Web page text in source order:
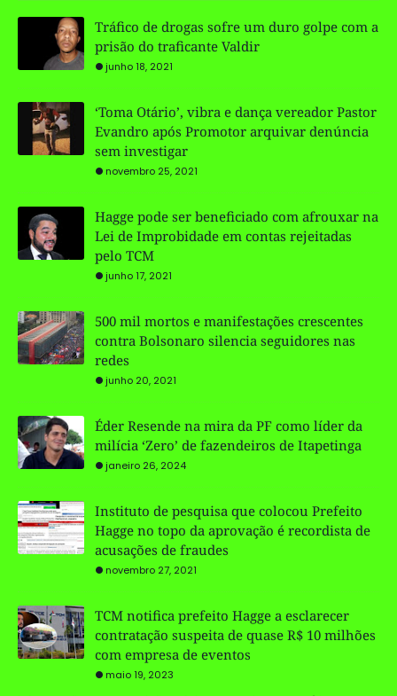
Tráfico de drogas sofre um duro golpe com a
prisão do traficante Valdir
junho 18, 2021
‘Toma Otário’, vibra e dança vereador Pastor
Evandro após Promotor arquivar denúncia
sem investigar
novembro 25, 2021
Hagge pode ser beneficiado com afrouxar na
Lei de Improbidade em contas rejeitadas
pelo TCM
junho 17, 2021
500 mil mortos e manifestações crescentes
contra Bolsonaro silencia seguidores nas
redes
junho 20, 2021
Éder Resende na mira da PF como líder da
milícia ‘Zero’ de fazendeiros de Itapetinga
janeiro 26, 2024
Instituto de pesquisa que colocou Prefeito
Hagge no topo da aprovação é recordista de
acusações de fraudes
novembro 27, 2021
TCM notifica prefeito Hagge a esclarecer
contratação suspeita de quase R$ 10 milhões
com empresa de eventos
maio 19, 2023